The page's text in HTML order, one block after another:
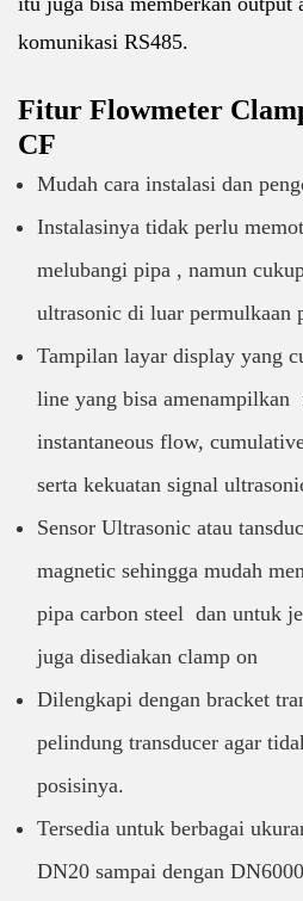
komunikasi RS485.
Fitur Flowmeter
CF
Mudah cara instalasi dan
Instalasinya tidak perlu
melubangi pipa , namun
ultrasonic di luar permulkaan
Tampilan layar display yang
line yang bisa
instantaneous flow,
serta kekuatan signal
Sensor Ultrasonic atau
magnetic sehingga mudah
pipa carbon steel dan untuk
juga disediakan clamp on
Dilengkapi dengan bracket
pelindung transducer agar
posisinya.
Tersedia untuk berbagai
DN20 sampai dengan DN6000